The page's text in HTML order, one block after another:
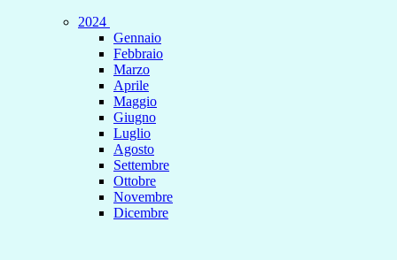
2024
Gennaio
Febbraio
Marzo
Aprile
Maggio
Giugno
Luglio
Agosto
Settembre
Ottobre
Novembre
Dicembre